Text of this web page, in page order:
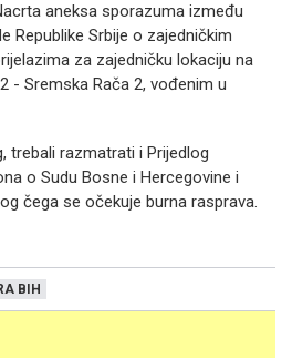
aneksa sporazuma između
Republike Srbije o zajedničkim
za zajedničku lokaciju na
- Sremska Rača 2, vođenim u
trebali razmatrati i Prijedlog
o Sudu Bosne i Hercegovine i
čega se očekuje burna rasprava.
BIH